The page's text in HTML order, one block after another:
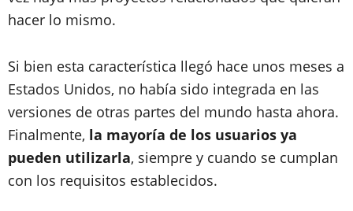
hacer lo mismo.
Si bien esta característica llegó hace unos meses a
Estados Unidos, no había sido integrada en las
versiones de otras partes del mundo hasta ahora.
Finalmente, la mayoría de los usuarios ya
pueden utilizarla, siempre y cuando se cumplan
con los requisitos establecidos.